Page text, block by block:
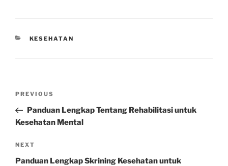
CATEGORIES
KESEHATAN
Previous
Post
PREVIOUS
Panduan Lengkap Tentang Rehabilitasi untuk
Kesehatan Mental
Next
Post
NEXT
Panduan Lengkap Skrining Kesehatan untuk